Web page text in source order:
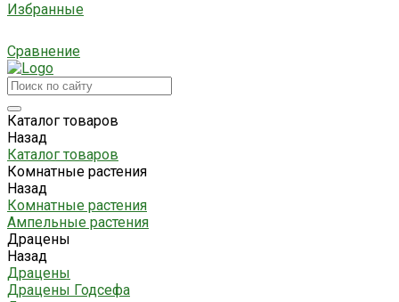
Избранные
Сравнение
Каталог товаров
Назад
Каталог товаров
Комнатные растения
Назад
Комнатные растения
Ампельные растения
Драцены
Назад
Драцены
Драцены Годсефа